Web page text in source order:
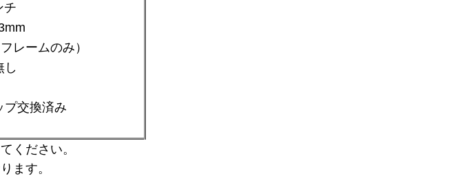
チ
レームのみ）
し
プ交換済み
ください。
ます。